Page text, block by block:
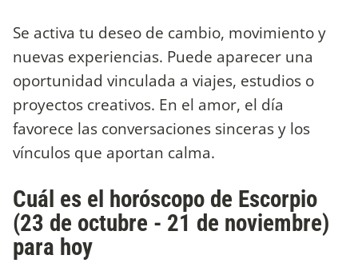
Se activa tu deseo de cambio, movimiento y
nuevas experiencias. Puede aparecer una
oportunidad vinculada a viajes, estudios o
proyectos creativos. En el amor, el día
favorece las conversaciones sinceras y los
vínculos que aportan calma.
Cuál es el horóscopo de Escorpio
(23 de octubre - 21 de noviembre)
para hoy